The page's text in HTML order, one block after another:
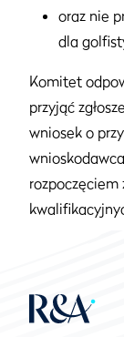
oraz nie
dla
Komitet
przyjąć
wniosek o
rozpoczęciem